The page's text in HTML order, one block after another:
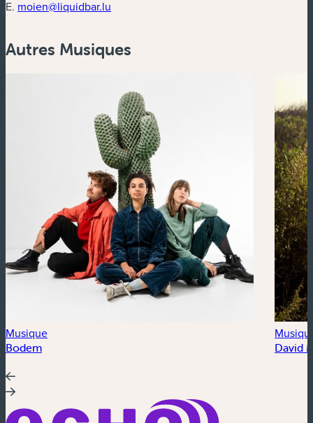
E. moien@liquidbar.lu
Autres Musiques
Musique
Bodem David